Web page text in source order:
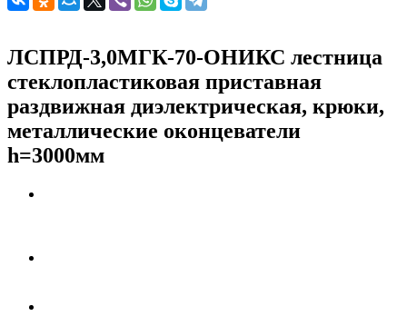
ЛСПРД-3,0МГК-70-ОНИКС лестница
стеклопластиковая приставная
раздвижная диэлектрическая, крюки,
металлические оконцеватели
h=3000мм